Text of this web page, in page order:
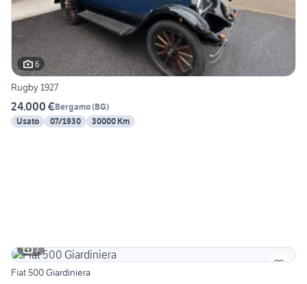
6
Rugby 1927
24.000 €Bergamo(BG)
Usato
07/1930 30000 Km
3
Fiat 500 Giardiniera